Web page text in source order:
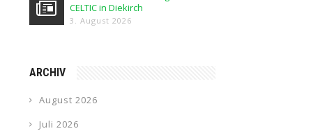
CELTIC in Diekirch
3. August 2026
ARCHIV
August 2026
Juli 2026